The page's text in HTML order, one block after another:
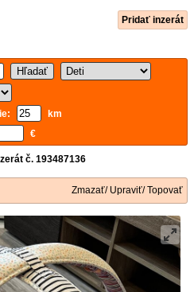
Pridať inzerát
km
€
č. 193487136
Zmazať/ Upraviť/ Topovať